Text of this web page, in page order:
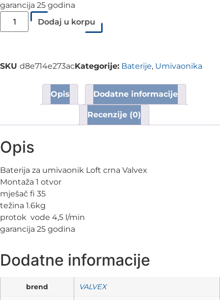
garancija 25 godina
Dodaj u korpu
SKU d8e714e273acKategorije: Baterije, Umivaonika
Opis Dodatne informacije
Recenzije (0)
Opis
Baterija za umivaonik Loft crna Valvex
Montaža 1 otvor
mješač fi 35
težina 1.6kg
protok vode 4,5 l/min
garancija 25 godina
Dodatne informacije
brend VALVEX